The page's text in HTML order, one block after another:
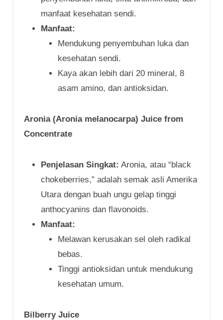
manfaat kesehatan sendi.
Manfaat:
Mendukung penyembuhan luka dan
kesehatan sendi.
Kaya akan lebih dari 20 mineral, 8
asam amino, dan antioksidan.
Aronia (Aronia melanocarpa) Juice from
Concentrate
Penjelasan Singkat: Aronia, atau “black
chokeberries,” adalah semak asli Amerika
Utara dengan buah ungu gelap tinggi
anthocyanins dan flavonoids.
Manfaat:
Melawan kerusakan sel oleh radikal
bebas.
Tinggi antioksidan untuk mendukung
kesehatan umum.
Bilberry Juice